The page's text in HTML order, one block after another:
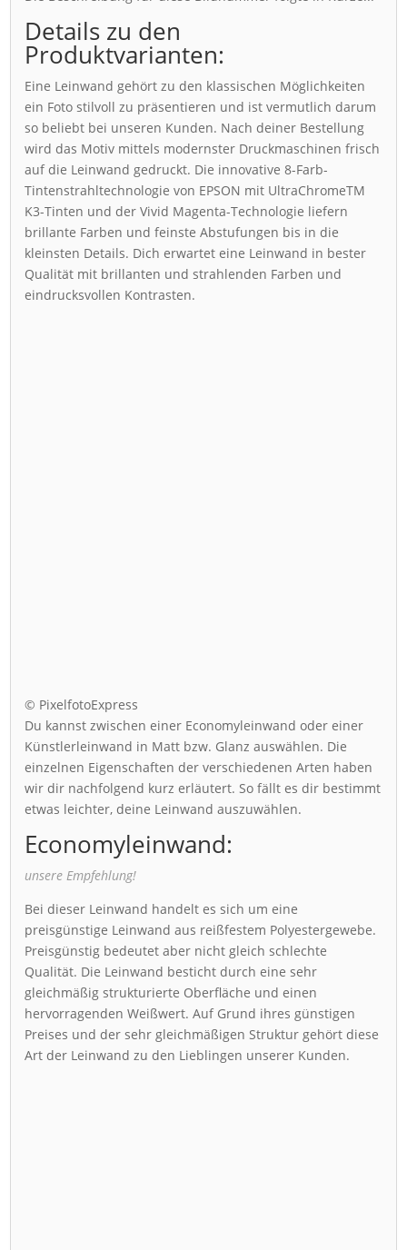
Details zu den
Produktvarianten:
Eine Leinwand gehört zu den klassischen Möglichkeiten
ein Foto stilvoll zu präsentieren und ist vermutlich darum
so beliebt bei unseren Kunden. Nach deiner Bestellung
wird das Motiv mittels modernster Druckmaschinen frisch
auf die Leinwand gedruckt. Die innovative 8-Farb-
Tintenstrahltechnologie von EPSON mit UltraChromeTM
K3-Tinten und der Vivid Magenta-Technologie liefern
brillante Farben und feinste Abstufungen bis in die
kleinsten Details. Dich erwartet eine Leinwand in bester
Qualität mit brillanten und strahlenden Farben und
eindrucksvollen Kontrasten.
© PixelfotoExpress
Du kannst zwischen einer Economyleinwand oder einer
Künstlerleinwand in Matt bzw. Glanz auswählen. Die
einzelnen Eigenschaften der verschiedenen Arten haben
wir dir nachfolgend kurz erläutert. So fällt es dir bestimmt
etwas leichter, deine Leinwand auszuwählen.
Economyleinwand:
unsere Empfehlung!
Bei dieser Leinwand handelt es sich um eine
preisgünstige Leinwand aus reißfestem Polyestergewebe.
Preisgünstig bedeutet aber nicht gleich schlechte
Qualität. Die Leinwand besticht durch eine sehr
gleichmäßig strukturierte Oberfläche und einen
hervorragenden Weißwert. Auf Grund ihres günstigen
Preises und der sehr gleichmäßigen Struktur gehört diese
Art der Leinwand zu den Lieblingen unserer Kunden.